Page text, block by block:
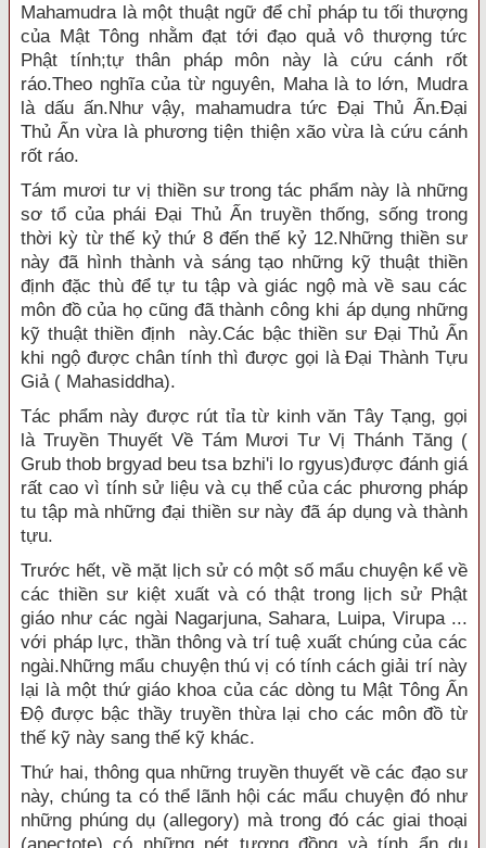
Mahamudra là một thuật ngữ để chỉ pháp tu tối thượng
của Mật Tông nhằm đạt tới đạo quả vô thượng tức
Phật tính;tự thân pháp môn này là cứu cánh rốt
ráo.Theo nghĩa của từ nguyên, Maha là to lớn, Mudra
là dấu ấn.Như vậy, mahamudra tức Ðại Thủ Ấn.Ðại
Thủ Ấn vừa là phương tiện thiện xão vừa là cứu cánh
rốt ráo.
Tám mươi tư vị thiền sư trong tác phẩm này là những
sơ tổ của phái Ðại Thủ Ấn truyền thống, sống trong
thời kỳ từ thế kỷ thứ 8 đến thế kỷ 12.Những thiền sư
này đã hình thành và sáng tạo những kỹ thuật thiền
định đặc thù để tự tu tập và giác ngộ mà về sau các
môn đồ của họ cũng đã thành công khi áp dụng những
kỹ thuật thiền định này.Các bậc thiền sư Ðại Thủ Ấn
khi ngộ được chân tính thì được gọi là Ðại Thành Tựu
Giả ( Mahasiddha).
Tác phẩm này được rút tỉa từ kinh văn Tây Tạng, gọi
là Truyền Thuyết Về Tám Mươi Tư Vị Thánh Tăng (
Grub thob brgyad beu tsa bzhi'i lo rgyus)được đánh giá
rất cao vì tính sử liệu và cụ thể của các phương pháp
tu tập mà những đại thiền sư này đã áp dụng và thành
tựu.
Trước hết, về mặt lịch sử có một số mẩu chuyện kể về
các thiền sư kiệt xuất và có thật trong lịch sử Phật
giáo như các ngài Nagarjuna, Sahara, Luipa, Virupa ...
với pháp lực, thần thông và trí tuệ xuất chúng của các
ngài.Những mẩu chuyện thú vị có tính cách giải trí này
lại là một thứ giáo khoa của các dòng tu Mật Tông Ấn
Ðộ được bậc thầy truyền thừa lại cho các môn đồ từ
thế kỹ này sang thế kỹ khác.
Thứ hai, thông qua những truyền thuyết về các đạo sư
này, chúng ta có thể lãnh hội các mẩu chuyện đó như
những phúng dụ (allegory) mà trong đó các giai thoại